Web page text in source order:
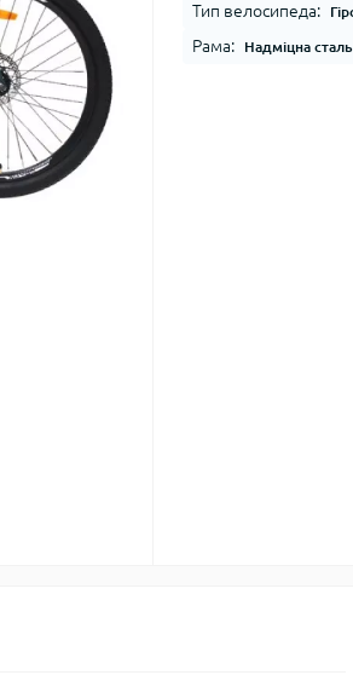
Тип велосипеда:
Рама: Надміцна сталь